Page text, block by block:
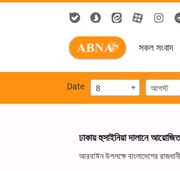
সকল সংবাদ
Date 8 আগস্ট
ঢাকায় হুসাইনিয়া দালানে
আরবাঈন উপলক্ষে বাংলাদেশের